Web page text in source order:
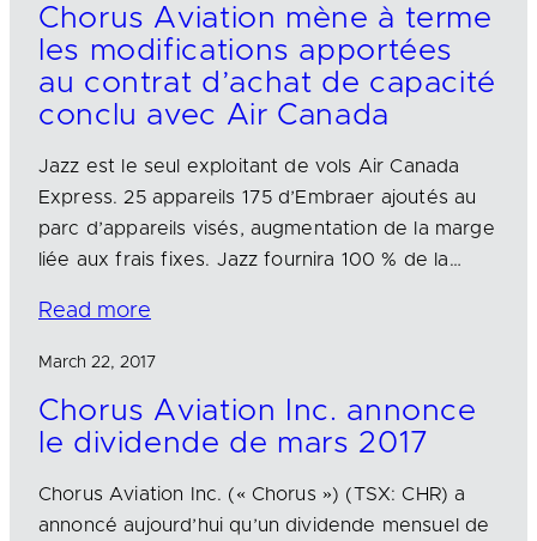
Chorus Aviation mène à terme
les modifications apportées
au contrat d’achat de capacité
conclu avec Air Canada
Jazz est le seul exploitant de vols Air Canada
Express. 25 appareils 175 d’Embraer ajoutés au
parc d’appareils visés, augmentation de la marge
liée aux frais fixes. Jazz fournira 100 % de la…
Read more
March 22, 2017
Chorus Aviation Inc. annonce
le dividende de mars 2017
Chorus Aviation Inc. (« Chorus ») (TSX: CHR) a
annoncé aujourd’hui qu’un dividende mensuel de